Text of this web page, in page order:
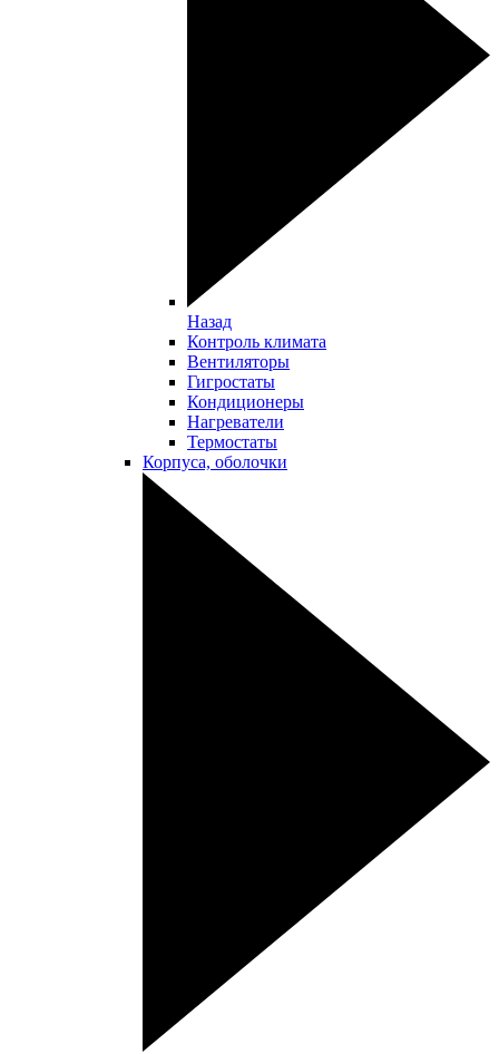
Назад
Контроль климата
Вентиляторы
Гигростаты
Кондиционеры
Нагреватели
Термостаты
Корпуса, оболочки